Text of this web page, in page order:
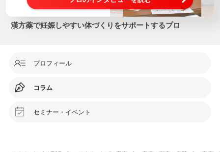
漢方薬で妊娠しやすい体づくりをサポートするプロ
プロフィール
コラム
セミナー・イベント